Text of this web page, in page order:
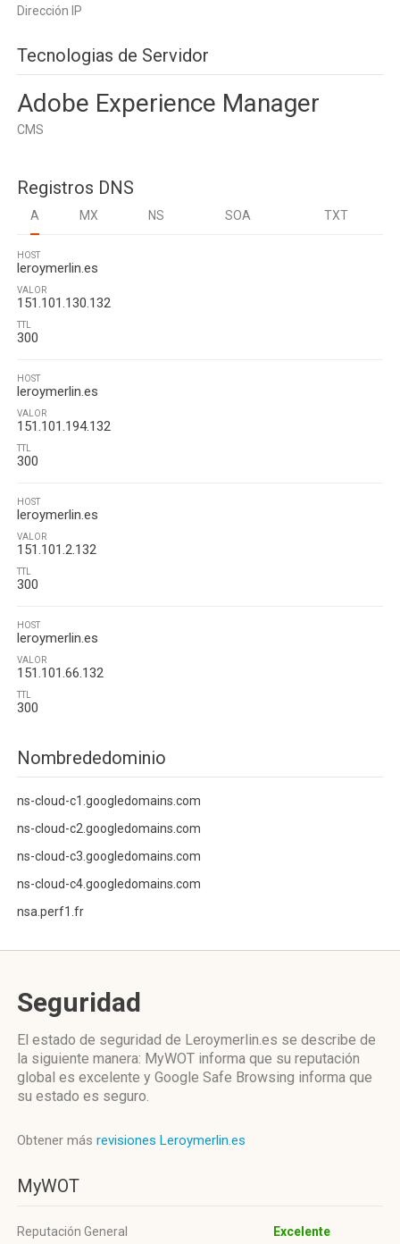
Dirección IP
Tecnologias de Servidor
Adobe Experience Manager
CMS
Registros DNS
A MX NS SOA TXT
HOST
leroymerlin.es
VALOR
151.101.130.132
TTL
300
HOST
leroymerlin.es
VALOR
151.101.194.132
TTL
300
HOST
leroymerlin.es
VALOR
151.101.2.132
TTL
300
HOST
leroymerlin.es
VALOR
151.101.66.132
TTL
300
Nombrededominio
ns-cloud-c1.googledomains.com
ns-cloud-c2.googledomains.com
ns-cloud-c3.googledomains.com
ns-cloud-c4.googledomains.com
nsa.perf1.fr
Seguridad
El estado de seguridad de Leroymerlin.es se describe de
la siguiente manera: MyWOT informa que su reputación
global es excelente y Google Safe Browsing informa que
su estado es seguro.
Obtener más revisiones Leroymerlin.es
MyWOT
Reputación General Excelente